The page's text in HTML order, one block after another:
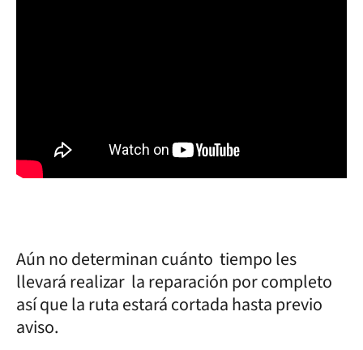
Aún no determinan cuánto tiempo les
llevará realizar la reparación por completo
así que la ruta estará cortada hasta previo
aviso.